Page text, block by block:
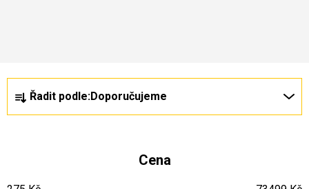
a
Řadit podle:Doporučujeme
Cena
ý